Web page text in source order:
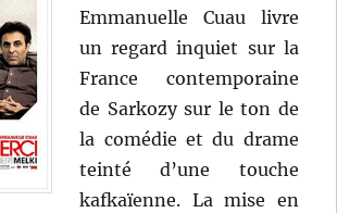
Emmanuelle Cuau livre
un regard inquiet sur la
France contemporaine
de Sarkozy sur le ton de
la comédie et du drame
teinté d’une touche
kafkaïenne. La mise en